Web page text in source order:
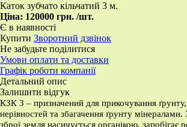
Каток зубчато кільчатий 3 м.
Ціна: 120000 грн. /шт.
Є в наявності
Купити Зворотний дзвінок
Не забудьте поділитися
Умови оплати та доставки
Графік роботи компанії
Детальний опис
Залишити відгук
КЗК 3 – призначений для прикочування
нерівностей та збагачення ґрунту мінералами.
зброї земля насичується органікою, запобігає